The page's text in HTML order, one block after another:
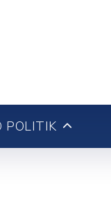
POLITIK